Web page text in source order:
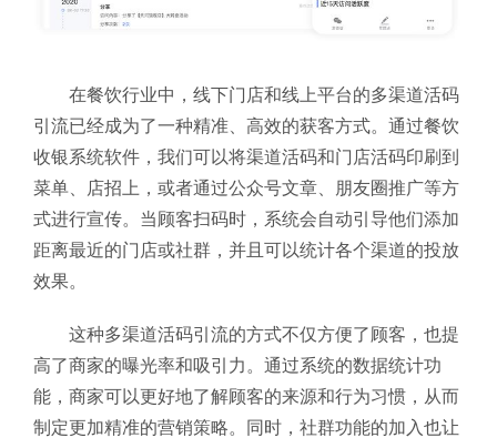
在餐饮行业中，线下门店和线上平台的多渠道活码
引流已经成为了一种精准、高效的获客方式。通过餐饮
收银系统软件，我们可以将渠道活码和门店活码印刷到
菜单、店招上，或者通过公众号文章、朋友圈推广等方
式进行宣传。当顾客扫码时，系统会自动引导他们添加
距离最近的门店或社群，并且可以统计各个渠道的投放
效果。
这种多渠道活码引流的方式不仅方便了顾客，也提
高了商家的曝光率和吸引力。通过系统的数据统计功
能，商家可以更好地了解顾客的来源和行为习惯，从而
制定更加精准的营销策略。同时，社群功能的加入也让